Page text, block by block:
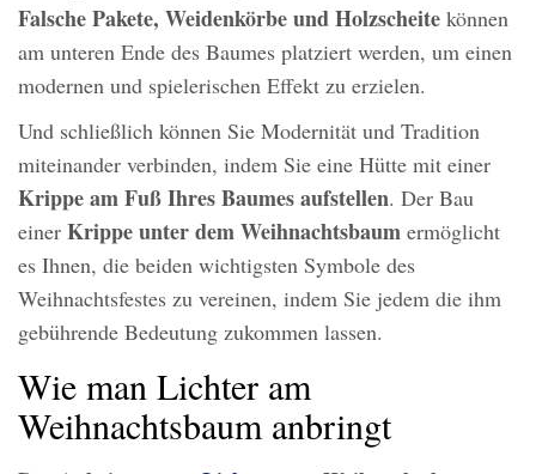
Falsche Pakete, Weidenkörbe und Holzscheite können
am unteren Ende des Baumes platziert werden, um einen
modernen und spielerischen Effekt zu erzielen.
Und schließlich können Sie Modernität und Tradition
miteinander verbinden, indem Sie eine Hütte mit einer
Krippe am Fuß Ihres Baumes aufstellen. Der Bau
einer Krippe unter dem Weihnachtsbaum ermöglicht
es Ihnen, die beiden wichtigsten Symbole des
Weihnachtsfestes zu vereinen, indem Sie jedem die ihm
gebührende Bedeutung zukommen lassen.
Wie man Lichter am
Weihnachtsbaum anbringt